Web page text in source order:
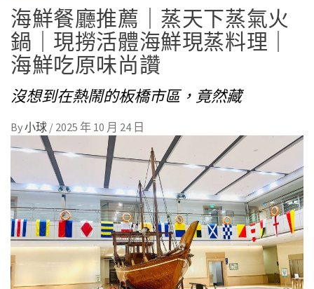
海鮮餐廳推薦｜蒸天下蒸氣火
鍋｜現撈活體海鮮現蒸料理｜
海鮮吃原味尚讚
沒想到在熱鬧的板橋市區，竟然藏
By小球 / 2025 年 10 月 24 日